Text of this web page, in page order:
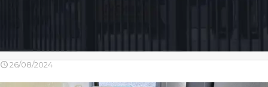
26/08/2024